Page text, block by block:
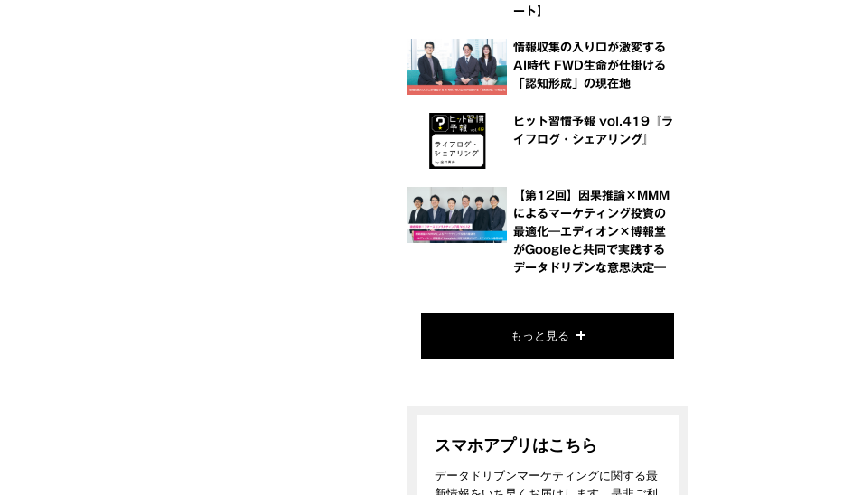
ート】
情報収集の入り口が激変する
AI時代 FWD生命が仕掛ける
「認知形成」の現在地
ヒット習慣予報 vol.419『ラ
イフログ・シェアリング』
【第12回】因果推論×MMM
によるマーケティング投資の
最適化―エディオン×博報堂
がGoogleと共同で実践する
データドリブンな意思決定―
もっと見る
スマホアプリはこちら
データドリブンマーケティングに関する最